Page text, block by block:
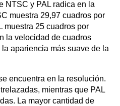
NTSC y PAL radica en la
muestra 29,97 cuadros por
muestra 25 cuadros por
la velocidad de cuadros
apariencia más suave de la
encuentra en la resolución.
mientras que PAL
La mayor cantidad de